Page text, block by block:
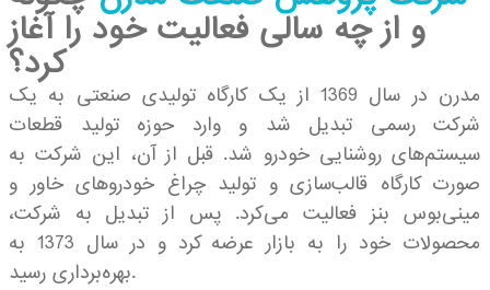
و از چه سالی فعالیت خود را آغاز
کرد؟
مدرن در سال 1369 از یک کارگاه تولیدی صنعتی به یک
شرکت رسمی تبدیل شد و وارد حوزه تولید قطعات
سیستم‌های روشنایی خودرو شد. قبل از آن، این شرکت به
صورت کارگاه قالب‌سازی و تولید چراغ‌ خودروهای خاور و
مینی‌بوس بنز فعالیت می‌کرد. پس از تبدیل به شرکت،
محصولات خود را به بازار عرضه کرد و در سال 1373 به
بهره‌برداری رسید.